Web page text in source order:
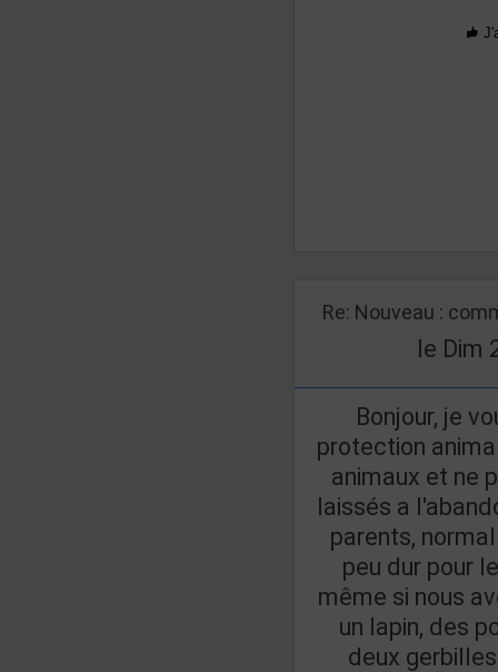
Re: Nouveau :
le Dim
Bonjour, je
protection
animaux et ne
laissés a
parents,
peu dur pour
même si nous
un lapin, des
deux